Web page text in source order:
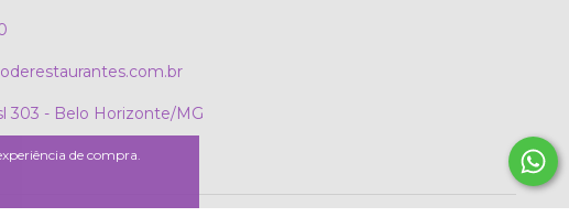
de compra.
303 - Belo Horizonte/MG